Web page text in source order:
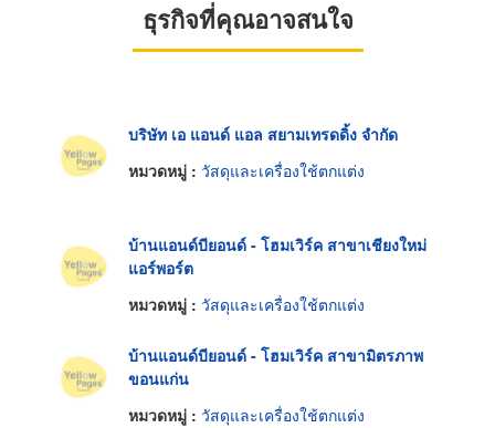
ธุรกิจที่คุณอาจสนใจ
บริษัท เอ แอนด์ แอล สยามเทรดดิ้ง จำกัด
หมวดหมู่ : วัสดุและเครื่องใช้ตกแต่ง
บ้านแอนด์บียอนด์ - โฮมเวิร์ค สาขาเชียงใหม่
แอร์พอร์ต
หมวดหมู่ : วัสดุและเครื่องใช้ตกแต่ง
บ้านแอนด์บียอนด์ - โฮมเวิร์ค สาขามิตรภาพ
ขอนแก่น
หมวดหมู่ : วัสดุและเครื่องใช้ตกแต่ง